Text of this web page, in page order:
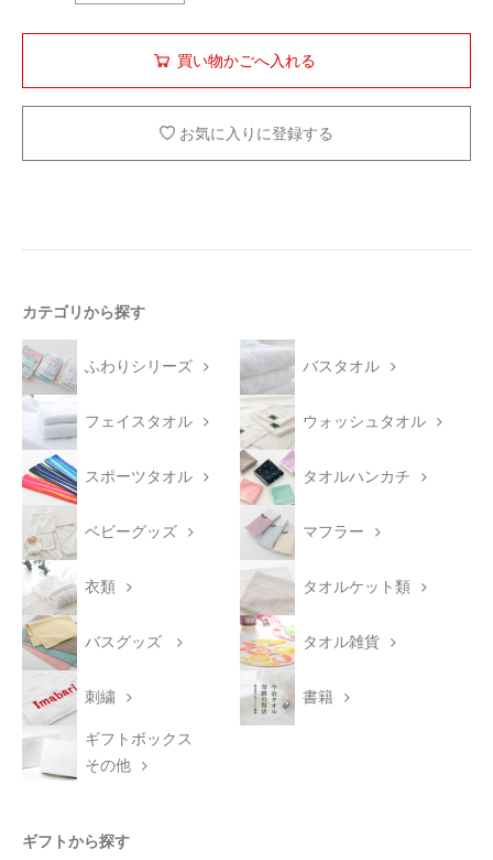
お気に入りに登録する
カテゴリから探す
ふわりシリーズ バスタオル
フェイスタオル ウォッシュタオル
スポーツタオル タオルハンカチ
ベビーグッズ マフラー
衣類 タオルケット類
バスグッズ タオル雑貨
刺繍 書籍
ギフトボックス
その他
ギフトから探す